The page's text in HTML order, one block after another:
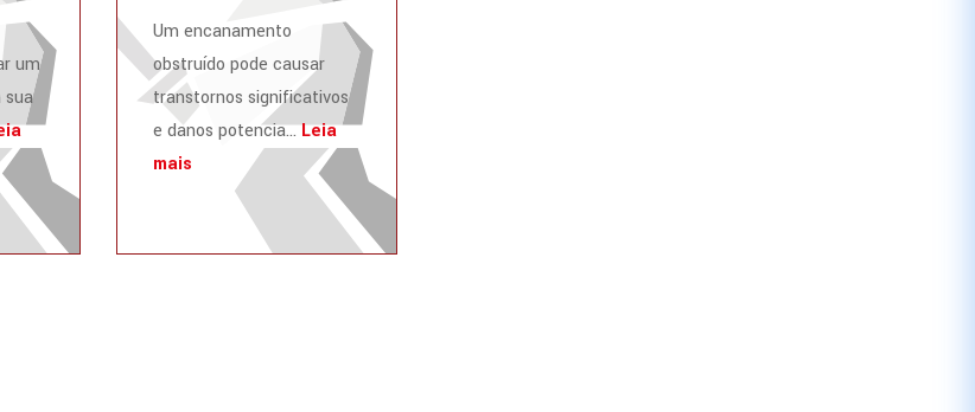
um
sua
Um encanamento
obstruído pode causar
transtornos significativos
e danos potencia...Leia
mais